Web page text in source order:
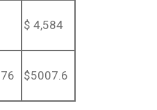
$ 4,584
$5007.6